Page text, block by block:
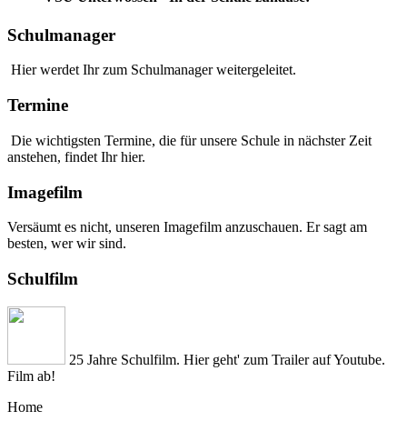
Schulmanager
Hier werdet Ihr zum Schulmanager weitergeleitet.
Termine
Die wichtigsten Termine, die für unsere Schule in nächster Zeit
anstehen, findet Ihr hier.
Imagefilm
Versäumt es nicht, unseren Imagefilm anzuschauen. Er sagt am
besten, wer wir sind.
Schulfilm
25 Jahre Schulfilm. Hier geht' zum Trailer auf Youtube.
Film ab!
Home